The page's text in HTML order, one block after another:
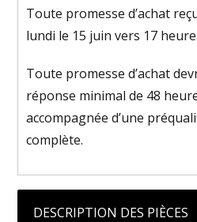
Toute promesse d’achat
lundi le 15 juin vers 17
Toute promesse d’achat
réponse minimal de 48
accompagnée d’une
complète.
DESCRIPTION DES PIÈCES